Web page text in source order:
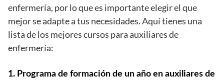
enfermería, por lo que es importante elegir el que
mejor se adapte a tus necesidades. Aquí tienes una
lista de los mejores cursos para auxiliares de
enfermería:
1. Programa de formación de un año en auxiliares de